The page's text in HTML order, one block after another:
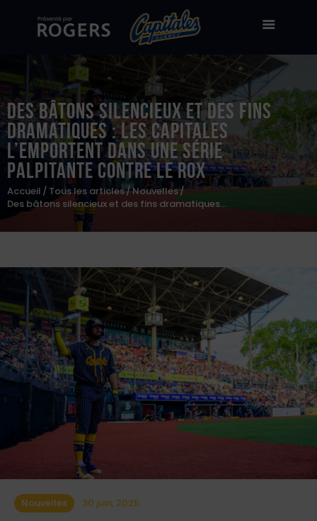
Des bâtons silencieux et des fins
dramatiques : les Capitales
l’emportent dans une série
palpitante contre le Rox
Accueil Tous les articles Nouvelles
Des bâtons silencieux et des fins dramatiques...
Billetterie
Stade Canac
Équipe
À propos
50/50
Zone des fans
Nouvelles 30 juin, 2025